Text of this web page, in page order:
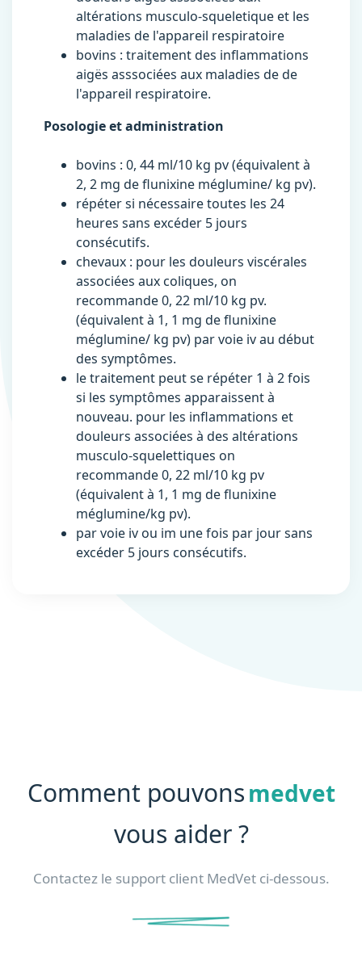
altérations musculo-squeletique et les
maladies de l'appareil respiratoire
bovins : traitement des inflammations
aigës asssociées aux maladies de de
l'appareil respiratoire.
Posologie et administration
bovins : 0, 44 ml/10 kg pv (équivalent à
2, 2 mg de flunixine méglumine/ kg pv).
répéter si nécessaire toutes les 24
heures sans excéder 5 jours
consécutifs.
chevaux : pour les douleurs viscérales
associées aux coliques, on
recommande 0, 22 ml/10 kg pv.
(équivalent à 1, 1 mg de flunixine
méglumine/ kg pv) par voie iv au début
des symptômes.
le traitement peut se répéter 1 à 2 fois
si les symptômes apparaissent à
nouveau. pour les inflammations et
douleurs associées à des altérations
musculo-squelettiques on
recommande 0, 22 ml/10 kg pv
(équivalent à 1, 1 mg de flunixine
méglumine/kg pv).
par voie iv ou im une fois par jour sans
excéder 5 jours consécutifs.
Comment pouvonsmedvet
vous aider ?
Contactez le support client MedVet ci-dessous.